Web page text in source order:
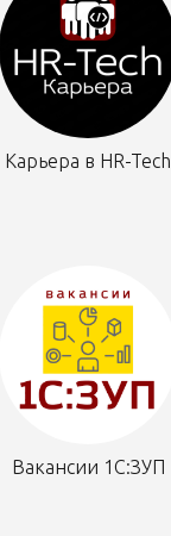
Карьера в HR-Tech
Вакансии 1С:ЗУП